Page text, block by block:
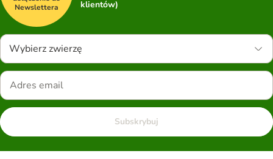
Newslettera
klientów)
Wybierz zwierzę
Subskrybuj